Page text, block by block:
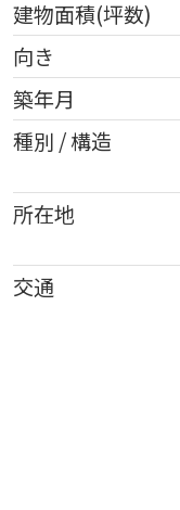
建物面積(坪数)
向き
築年月
種別 / 構造
所在地
交通